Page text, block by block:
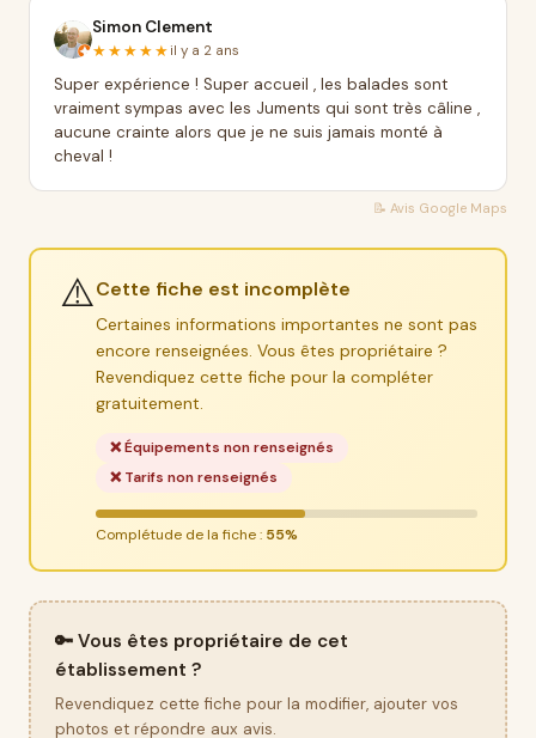
Simon Clement
★★★★★ il y a 2 ans
Super expérience ! Super accueil , les balades sont
vraiment sympas avec les Juments qui sont très câline ,
aucune crainte alors que je ne suis jamais monté à
cheval !
📝 Avis Google Maps
⚠️Cette fiche est incomplète
Certaines informations importantes ne sont pas
encore renseignées. Vous êtes propriétaire ?
Revendiquez cette fiche pour la compléter
gratuitement.
❌ Équipements non renseignés
❌ Tarifs non renseignés
Complétude de la fiche : 55%
🔑 Vous êtes propriétaire de cet
établissement ?
Revendiquez cette fiche pour la modifier, ajouter vos
photos et répondre aux avis.